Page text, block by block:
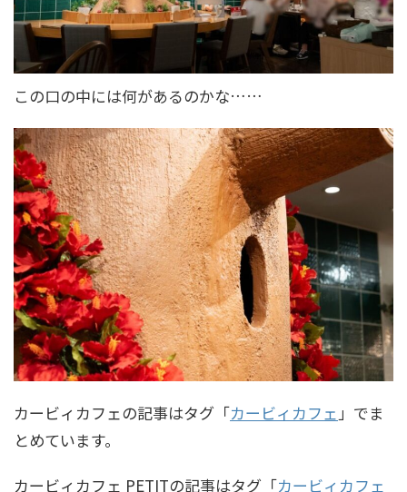
この口の中には何があるのかな……
カービィカフェの記事はタグ「カービィカフェ 」でま
とめています。
カービィカフェ PETITの記事はタグ「カービィカフェ